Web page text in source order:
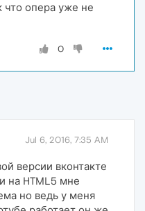
что опера уже не
0
Jul 6, 2016, 7:35 AM
версии вконтакте
на HTML5 мне
но ведь у меня